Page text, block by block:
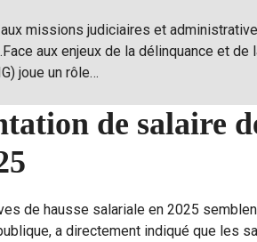
missions judiciaires et
aux enjeux de la délinquance et de
joue un rôle…
de salaire
de hausse salariale en 2025
a directement indiqué que les